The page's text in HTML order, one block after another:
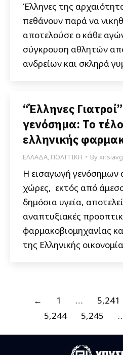
Έλληνες της
πεθάνουν παρά να
αποτελούσε ο κάθε
σύγκρουση αθλητών
ανδρείων και σκληρά
“Έλληνες
γενόσημα: Το
ελληνικής
ΕΛΛΑΔΑ, ΠΟΛΙΤΙΚΗ By
Η εισαγωγή γενόσημων
χώρες, εκτός από
δημόσια υγεία,
αναπτυξιακές
φαρμακοβιομηχανίας
της Ελληνικής
← 1 … 5,241
5,244
5,245